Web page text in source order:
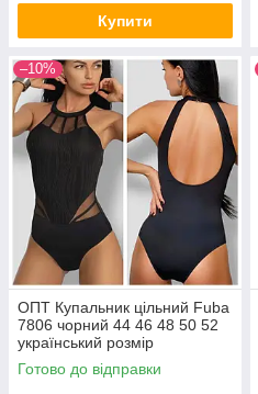
Купити
–10%
ОПТ Купальник цільний Fuba
7806 чорний 44 46 48 50 52
український розмір
Готово до відправки